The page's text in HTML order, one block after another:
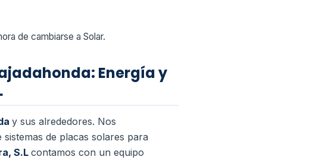
de cambiarse a Solar.
Energía y
y sus alrededores. Nos
de placas solares para
S.L contamos con un equipo